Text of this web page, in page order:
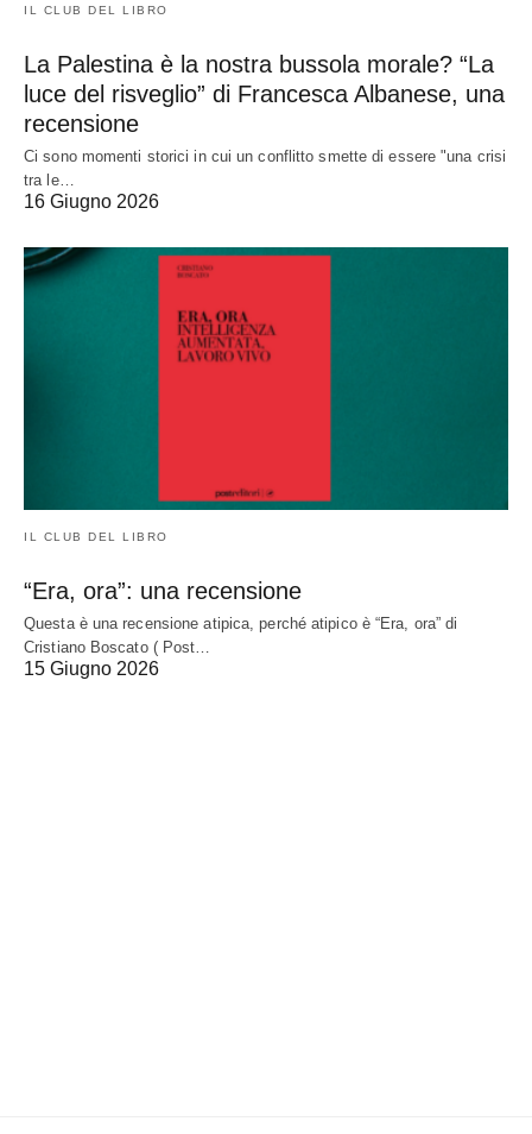
IL CLUB DEL LIBRO
La Palestina è la nostra bussola morale? “La
luce del risveglio” di Francesca Albanese, una
recensione
Ci sono momenti storici in cui un conflitto smette di essere "una crisi
tra le…
16 Giugno 2026
IL CLUB DEL LIBRO
“Era, ora”: una recensione
Questa è una recensione atipica, perché atipico è “Era, ora” di
Cristiano Boscato ( Post…
15 Giugno 2026